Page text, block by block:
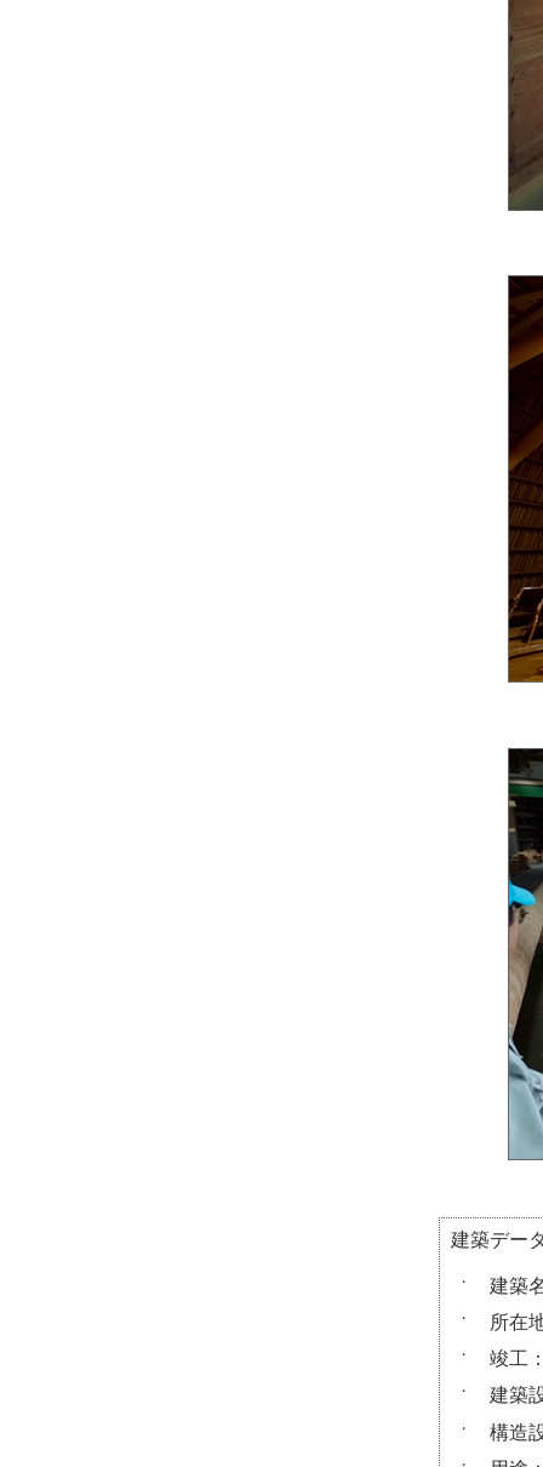
建築デー
・ 建築
・ 所在
・ 竣工
・ 建築
・ 構造